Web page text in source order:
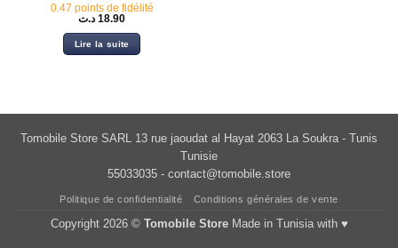
0.47 points de fidélité
18.90 د.ت
Lire la suite
Tomobile Store SARL 13 rue jaoudat al Hayat 2063 La Soukra - Tunis
Tunisie
55033035 - contact@tomobile.store
Politique de confidentialité Conditions générales de vente
Copyright 2026 © Tomobile StoreMade in Tunisia with ♥